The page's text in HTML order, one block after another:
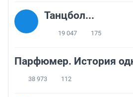
Танцбол...
19 047 175
Парфюмер. История
38 973 112